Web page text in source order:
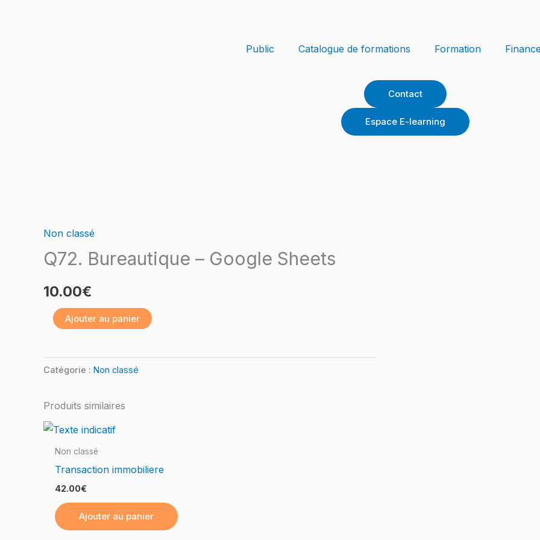
Public Catalogue de formations Formation
Contact
Espace E-learning
Non classé
Q72. Bureautique – Google Sheets
10.00€
Q72.
Bureautique
Google
Ajouter au panier
Catégorie : Non classé
Produits similaires
Non classé
Transaction immobiliere
42.00€
Ajouter au panier